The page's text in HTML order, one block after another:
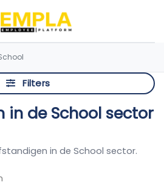
Filters
in de School sector
in de School sector.